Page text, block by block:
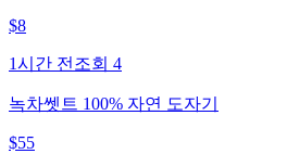
$8
1시간 전 조회 4
녹차쎗트 100% 자연 도자기
$55